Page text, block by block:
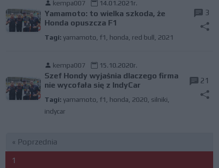
kempa007 14.01.2021r.
Yamamoto: to wielka szkoda, że
Honda opuszcza F1
Tagi: yamamoto f1 honda red bull 2021
3
kempa007 15.10.2020r.
Szef Hondy wyjaśnia dlaczego firma
nie wycofała się z IndyCar
Tagi: yamamoto f1 honda 2020 silniki
indycar
21
« Poprzednia
1